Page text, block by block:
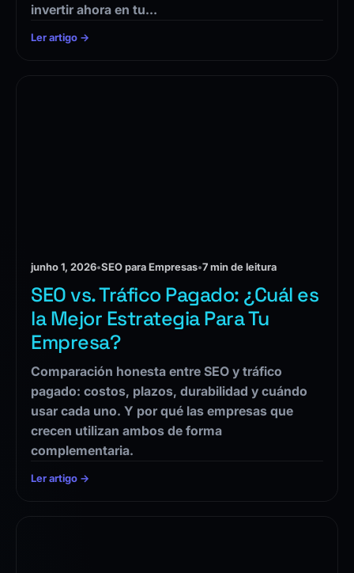
invertir ahora en tu…
Ler artigo →
junho 1, 2026•SEO para Empresas•7 min de leitura
SEO vs. Tráfico Pagado: ¿Cuál es
la Mejor Estrategia Para Tu
Empresa?
Comparación honesta entre SEO y tráfico
pagado: costos, plazos, durabilidad y cuándo
usar cada uno. Y por qué las empresas que
crecen utilizan ambos de forma
complementaria.
Ler artigo →